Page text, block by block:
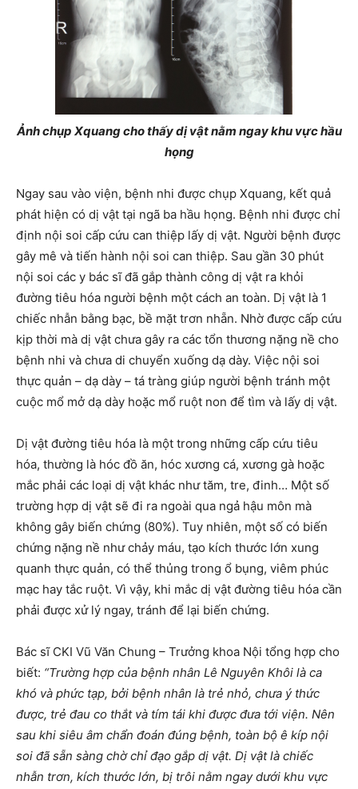
Ảnh chụp Xquang cho thấy dị vật nằm ngay khu vực hầu
họng
Ngay sau vào viện, bệnh nhi được chụp Xquang, kết quả
phát hiện có dị vật tại ngã ba hầu họng. Bệnh nhi được chỉ
định nội soi cấp cứu can thiệp lấy dị vật. Người bệnh được
gây mê và tiến hành nội soi can thiệp. Sau gần 30 phút
nội soi các y bác sĩ đã gắp thành công dị vật ra khỏi
đường tiêu hóa người bệnh một cách an toàn. Dị vật là 1
chiếc nhẫn bằng bạc, bề mặt trơn nhẵn. Nhờ được cấp cứu
kịp thời mà dị vật chưa gây ra các tổn thương nặng nề cho
bệnh nhi và chưa di chuyển xuống dạ dày. Việc nội soi
thực quản – dạ dày – tá tràng giúp người bệnh tránh một
cuộc mổ mở dạ dày hoặc mổ ruột non để tìm và lấy dị vật.
Dị vật đường tiêu hóa là một trong những cấp cứu tiêu
hóa, thường là hóc đồ ăn, hóc xương cá, xương gà hoặc
mắc phải các loại dị vật khác như tăm, tre, đinh… Một số
trường hợp dị vật sẽ đi ra ngoài qua ngả hậu môn mà
không gây biến chứng (80%). Tuy nhiên, một số có biến
chứng nặng nề như chảy máu, tạo kích thước lớn xung
quanh thực quản, có thể thủng trong ổ bụng, viêm phúc
mạc hay tắc ruột. Vì vậy, khi mắc dị vật đường tiêu hóa cần
phải được xử lý ngay, tránh để lại biến chứng.
Bác sĩ CKI Vũ Văn Chung – Trưởng khoa Nội tổng hợp cho
biết: “Trường hợp của bệnh nhân Lê Nguyên Khôi là ca
khó và phức tạp, bởi bệnh nhân là trẻ nhỏ, chưa ý thức
được, trẻ đau co thắt và tím tái khi được đưa tới viện. Nên
sau khi siêu âm chẩn đoán đúng bệnh, toàn bộ ê kíp nội
soi đã sẵn sàng chờ chỉ đạo gắp dị vật. Dị vật là chiếc
nhẫn trơn, kích thước lớn, bị trôi nằm ngay dưới khu vực